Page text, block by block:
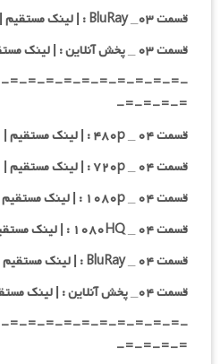
قسمت ۰۳_ BluRay : | لینک مستقیم |
قسمت ۰۳ _ پخش آنلاین : | لینک مستقیم |
=-=-=-=-=-=-=-=-=-=-
=-=-=-=-
قسمت ۰۴ _ ۴۸۰p : | لینک مستقیم |
قسمت ۰۴ _ ۷۲۰p : | لینک مستقیم |
قسمت ۰۴ _ ۱۰۸۰p : | لینک مستقیم |
قسمت ۰۴ _ ۱۰۸۰HQ : | لینک مستقیم |
قسمت ۰۴ _ BluRay : | لینک مستقیم |
قسمت ۰۴_ پخش آنلاین : | لینک مستقیم |
=-=-=-=-=-=-=-=-=-=-
=-=-=-=-